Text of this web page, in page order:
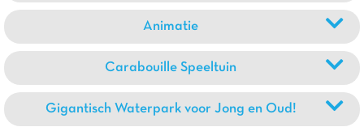
Animatie
Carabouille Speeltuin
Gigantisch Waterpark voor Jong en Oud!